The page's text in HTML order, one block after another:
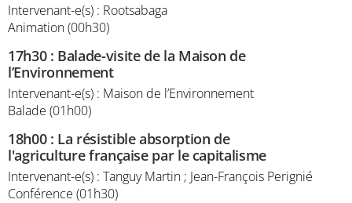
Intervenant-e(s) : Rootsabaga
Animation (00h30)
17h30: Balade-visite de la Maison de
l’Environnement
Intervenant-e(s) : Maison de l’Environnement
Balade (01h00)
18h00: La résistible absorption de
l'agriculture française par le capitalisme
Intervenant-e(s) : Tanguy Martin ; Jean-François Perignié
Conférence (01h30)